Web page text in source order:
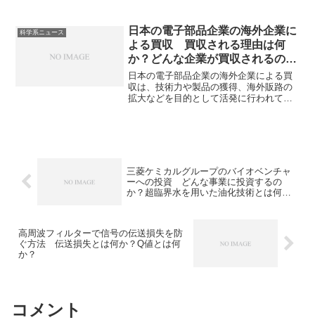
着力を持つのかを知ることができます。
科学系ニュース
日本の電子部品企業の海外企業に
よる買収 買収される理由は何
か？どんな企業が買収されるの
か？
日本の電子部品企業の海外企業による買
収は、技術力や製品の獲得、海外販路の
拡大などを目的として活発に行われてい
三菱ケミカルグループのバイオベンチャ
ーへの投資 どんな事業に投資するの
か？超臨界水を用いた油化技術とは何
高周波フィルターで信号の伝送損失を防
ぐ方法 伝送損失とは何か？Q値とは何
か？
コメント